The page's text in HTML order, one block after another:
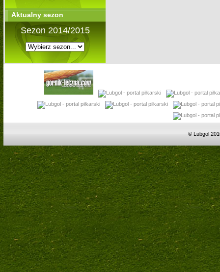
Aktualny sezon
Sezon 2014/2015
© Lubgol